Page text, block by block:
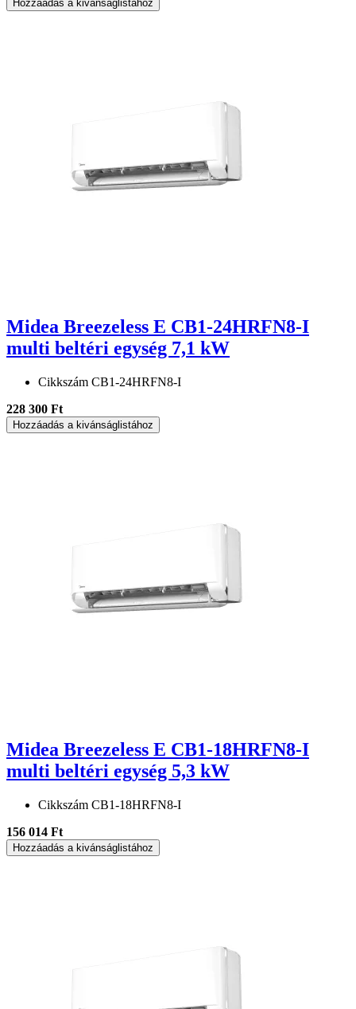
Hozzáadás a kivánságlistához
Midea Breezeless E CB1-24HRFN8-I
multi beltéri egység 7,1 kW
Cikkszám CB1-24HRFN8-I
228 300 Ft
Hozzáadás a kivánságlistához
Midea Breezeless E CB1-18HRFN8-I
multi beltéri egység 5,3 kW
Cikkszám CB1-18HRFN8-I
156 014 Ft
Hozzáadás a kivánságlistához